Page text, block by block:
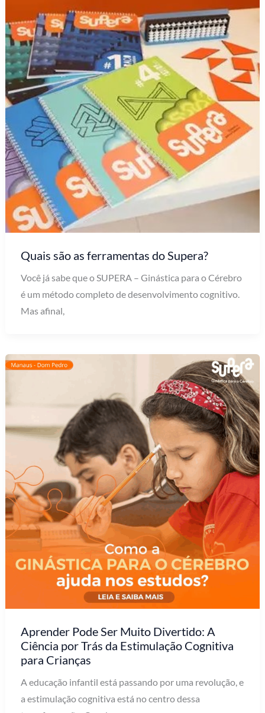
Quais são as ferramentas do Supera?
Você já sabe que o SUPERA – Ginástica para o Cérebro
é um método completo de desenvolvimento cognitivo.
Mas afinal,
Aprender Pode Ser Muito Divertido: A
Ciência por Trás da Estimulação Cognitiva
para Crianças
A educação infantil está passando por uma revolução, e
a estimulação cognitiva está no centro dessa